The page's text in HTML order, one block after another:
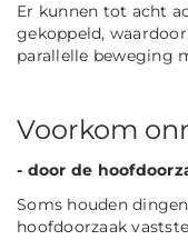
Er kunnen tot acht
gekoppeld,
parallelle beweging
Voorkom
- door de
Soms houden
hoofdoorzaak